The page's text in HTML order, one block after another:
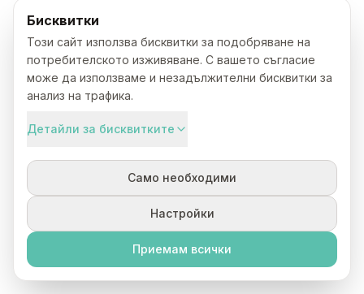
Бисквитки
Този сайт използва бисквитки за подобряване на
потребителското изживяване. С вашето съгласие
може да използваме и незадължителни бисквитки за
анализ на трафика.
Детайли за бисквитките
Само необходими
Настройки
Приемам всички